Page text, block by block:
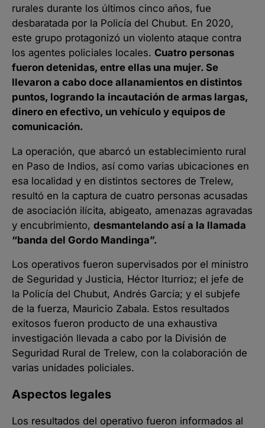
rurales durante los últimos cinco años, fue
desbaratada por la Policía del Chubut. En 2020,
este grupo protagonizó un violento ataque contra
los agentes policiales locales. Cuatro personas
fueron detenidas, entre ellas una mujer. Se
llevaron a cabo doce allanamientos en distintos
puntos, logrando la incautación de armas largas,
dinero en efectivo, un vehículo y equipos de
comunicación.
La operación, que abarcó un establecimiento rural
en Paso de Indios, así como varias ubicaciones en
esa localidad y en distintos sectores de Trelew,
resultó en la captura de cuatro personas acusadas
de asociación ilícita, abigeato, amenazas agravadas
y encubrimiento, desmantelando así a la llamada
“banda del Gordo Mandinga”.
Los operativos fueron supervisados por el ministro
de Seguridad y Justicia, Héctor Iturrioz; el jefe de
la Policía del Chubut, Andrés García; y el subjefe
de la fuerza, Mauricio Zabala. Estos resultados
exitosos fueron producto de una exhaustiva
investigación llevada a cabo por la División de
Seguridad Rural de Trelew, con la colaboración de
varias unidades policiales.
Aspectos legales
Los resultados del operativo fueron informados al